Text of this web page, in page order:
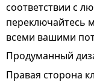
соответствии с
переключайтесь
всеми вашими
Продуманный
Правая сторона